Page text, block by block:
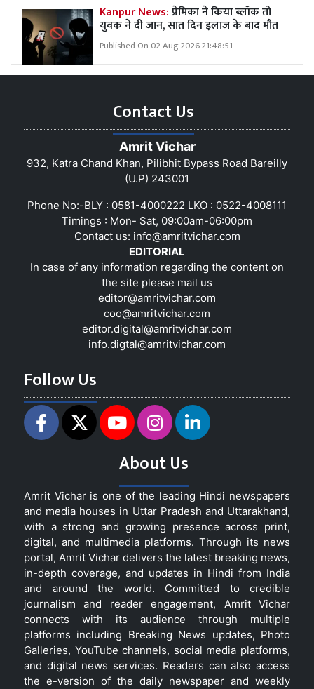
Kanpur News:प्रेमिका ने किया ब्लॉक तो
युवक ने दी जान, सात दिन इलाज के बाद मौत
Published On 02 Aug 2026 21:48:51
Contact Us
Amrit Vichar
932, Katra Chand Khan, Pilibhit Bypass Road Bareilly
(U.P) 243001
Phone No:-BLY : 0581-4000222 LKO : 0522-4008111
Timings : Mon- Sat, 09:00am-06:00pm
Contact us: info@amritvichar.com
EDITORIAL
In case of any information regarding the content on
the site please mail us
editor@amritvichar.com
coo@amritvichar.com
editor.digital@amritvichar.com
info.digtal@amritvichar.com
Follow Us
About Us
Amrit Vichar is one of the leading Hindi newspapers
and media houses in Uttar Pradesh and Uttarakhand,
with a strong and growing presence across print,
digital, and multimedia platforms. Through its news
portal, Amrit Vichar delivers the latest breaking news,
in-depth coverage, and updates in Hindi from India
and around the world. Committed to credible
journalism and reader engagement, Amrit Vichar
connects with its audience through multiple
platforms including Breaking News updates, Photo
Galleries, YouTube channels, social media platforms,
and digital news services. Readers can also access
the e-version of the daily newspaper and weekly